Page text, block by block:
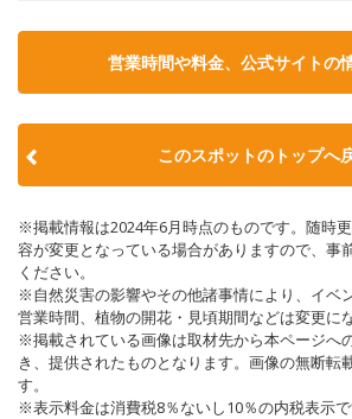
営業時間や料金、公式サイトの
このスポットのトップへ
※掲載情報は2024年6月時点のものです。随時
容が変更となっている場合がありますので、事
ください。
※自然災害の影響やその他諸事情により、イベ
営業時間、植物の開花・見頃期間などは変更に
※掲載されている画像は取材先から本ページへ
き、提供されたものとなります。画像の無断転
す。
※表示料金は消費税8％ないし10％の内税表示で